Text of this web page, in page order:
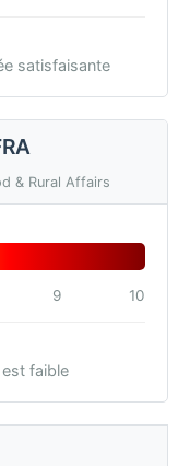
satisfaisante
& Rural Affairs
9 10
faible